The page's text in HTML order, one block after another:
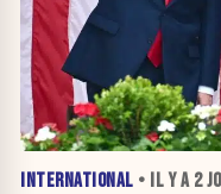
INTERNATIONAL • IL Y A 2